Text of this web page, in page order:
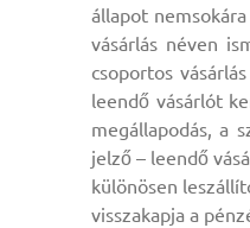
állapot
vásárlás néven
csoportos vásárlás
leendő vásárlót
megállapodás, a
jelző – leendő
különösen
visszakapja a